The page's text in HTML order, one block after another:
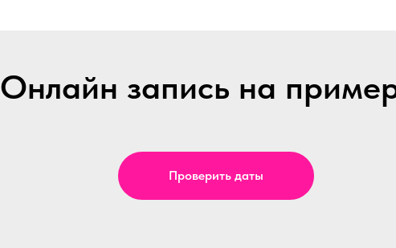
Онлайн запись на
Проверить даты